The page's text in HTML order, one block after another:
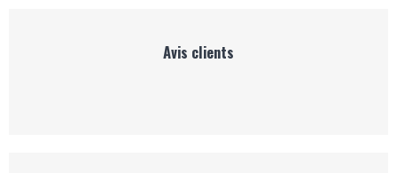
Avis clients